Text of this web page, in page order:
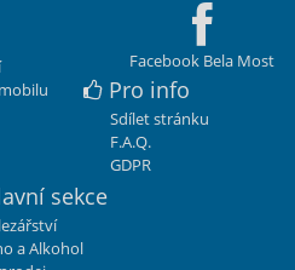
Facebook Bela Most
Pro info
Sdílet stránku
F.A.Q.
GDPR
sekce
a Alkohol